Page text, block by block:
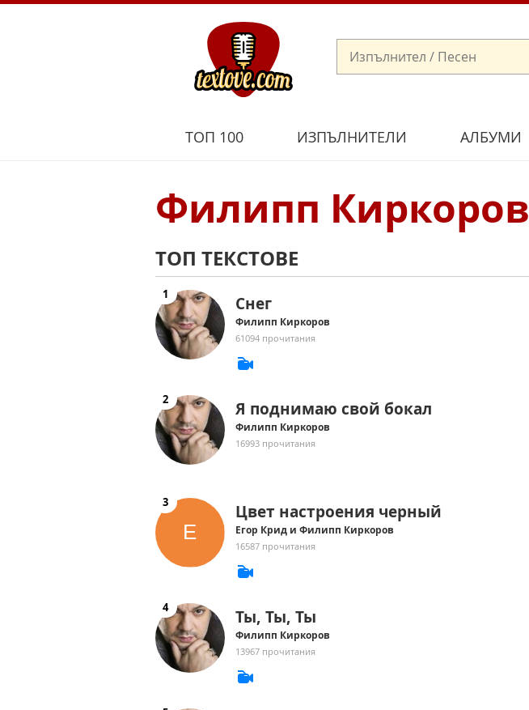
ТОП 100 ИЗПЪЛНИТЕЛИ АЛБУМИ
Филипп Киркоров
ТОП ТЕКСТОВЕ
Снег
Филипп Киркоров
61094 прочитания
Я поднимаю свой бокал
Филипп Киркоров
16993 прочитания
Цвет настроения черный
Егор Крид и Филипп Киркоров
16587 прочитания
Ты, Ты, Ты
Филипп Киркоров
13967 прочитания